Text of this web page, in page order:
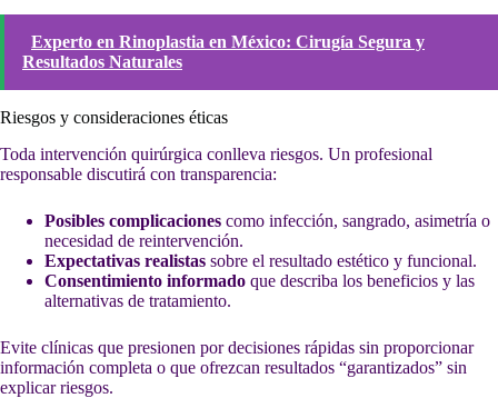
Experto en Rinoplastia en México: Cirugía Segura y
Resultados Naturales
Riesgos y consideraciones éticas
Toda intervención quirúrgica conlleva riesgos. Un profesional
responsable discutirá con transparencia:
Posibles complicaciones como infección, sangrado, asimetría o
necesidad de reintervención.
Expectativas realistas sobre el resultado estético y funcional.
Consentimiento informado que describa los beneficios y las
alternativas de tratamiento.
Evite clínicas que presionen por decisiones rápidas sin proporcionar
información completa o que ofrezcan resultados “garantizados” sin
explicar riesgos.